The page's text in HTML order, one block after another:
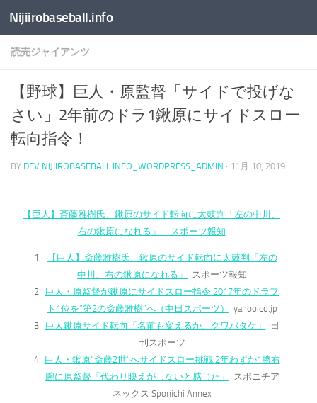
コンテンツへスキップ
Nijiirobaseball.info
読売ジャイアンツ
【野球】巨人・原監督「サイドで投げな
さい」2年前のドラ1鍬原にサイドスロー
転向指令！
BY DEV.NIJIIROBASEBALL.INFO_WORDPRESS_ADMIN · 11月 10, 2019
【巨人】斎藤雅樹氏、鍬原のサイド転向に太鼓判「左の中川、
右の鍬原になれる」 – スポーツ報知
【巨人】斎藤雅樹氏、鍬原のサイド転向に太鼓判「左の
中川、右の鍬原になれる」
スポーツ報知
巨人・原監督が鍬原にサイドスロー指令 2017年のドラフ
ト1位を”第2の斎藤雅樹”へ（中日スポーツ）
yahoo.co.jp
巨人鍬原サイド転向「名前も変えるか、クワバタケ」
日
刊スポーツ
巨人・鍬原“斎藤2世”へサイドスロー挑戦 2年わずか1勝右
腕に原監督「代わり映えがしないと感じた」
スポニチア
ネックス Sponichi Annex